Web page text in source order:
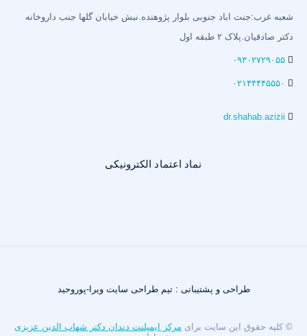
شعبه غرب:جنت اباد جنوبی بلوار پژوهنده.نبش خیابان گلها جنب داروخانه
دکتر صادقیان.پلاک ۲ طبقه اول
۰۹۳۰۲۷۲۹۰۵۵
۰۲۱۴۴۴۴۵۵۵۰
dr.shahab.azizii
نماد اعتماد الکترونیکی
© کلیه حقوق این سایت برای مرکز ایمپلنت دندان دکتر شهاب الدین عزیزی
طراحی و پشتیبانی : تیم طراحی سایت ویرا-پوروحید